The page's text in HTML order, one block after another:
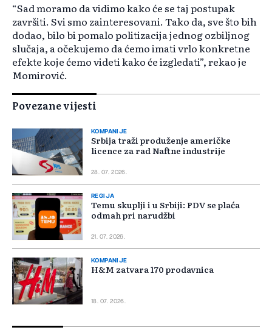
“Sad moramo da vidimo kako će se taj postupak
završiti. Svi smo zainteresovani. Tako da, sve što bih
dodao, bilo bi pomalo politizacija jednog ozbiljnog
slučaja, a očekujemo da ćemo imati vrlo konkretne
efekte koje ćemo videti kako će izgledati”, rekao je
Momirović.
Povezane vijesti
KOMPANIJE
Srbija traži produženje američke
licence za rad Naftne industrije
28. 07. 2026.
REGIJA
Temu skuplji i u Srbiji: PDV se plaća
odmah pri narudžbi
21. 07. 2026.
KOMPANIJE
H&M zatvara 170 prodavnica
18. 07. 2026.